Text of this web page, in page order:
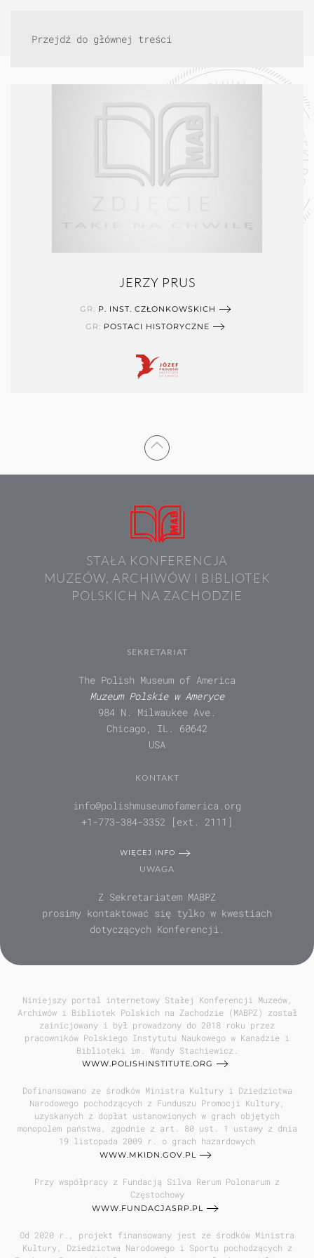
Przejdź do głównej treści
JERZY PRUS
GR: P. INST. CZŁONKOWSKICH
GR: POSTACI HISTORYCZNE
STAŁA KONFERENCJA
MUZEÓW, ARCHIWÓW I BIBLIOTEK
POLSKICH NA ZACHODZIE
SEKRETARIAT
The Polish Museum of America
Muzeum Polskie w Ameryce
984 N. Milwaukee Ave.
Chicago, IL. 60642
USA
KONTAKT
info@polishmuseumofamerica.org
+1-773-384-3352 [ext. 2111]
WIĘCEJ INFO
UWAGA
Z Sekretariatem MABPZ
prosimy kontaktować się tylko w kwestiach
dotyczących Konferencji.
Niniejszy portal internetowy Stałej Konferencji Muzeów,
Archiwów i Bibliotek Polskich na Zachodzie (MABPZ) został
zainicjowany i był prowadzony do 2018 roku przez
pracowników Polskiego Instytutu Naukowego w Kanadzie i
Biblioteki im. Wandy Stachiewicz.
WWW.POLISHINSTITUTE.ORG
Dofinansowano ze środków Ministra Kultury i Dziedzictwa
Narodowego pochodzących z Funduszu Promocji Kultury,
uzyskanych z dopłat ustanowionych w grach objętych
monopolem państwa, zgodnie z art. 80 ust. 1 ustawy z dnia
19 listopada 2009 r. o grach hazardowych
WWW.MKIDN.GOV.PL
Przy współpracy z Fundacją Silva Rerum Polonarum z
Częstochowy
WWW.FUNDACJASRP.PL
Od 2020 r., projekt finansowany jest ze środków Ministra
Kultury, Dziedzictwa Narodowego i Sportu pochodzących z